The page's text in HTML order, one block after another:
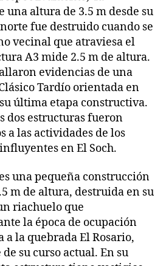
una altura de 3.5 m desde su
fue destruido cuando se
vecinal que atraviesa el
A3 mide 2.5 m de altura.
evidencias de una
Tardío orientada en
última etapa constructiva.
dos estructuras fueron
a las actividades de los
en El Soch.
una pequeña construcción
m de altura, destruida en su
riachuelo que
la época de ocupación
a la quebrada El Rosario,
su curso actual. En su